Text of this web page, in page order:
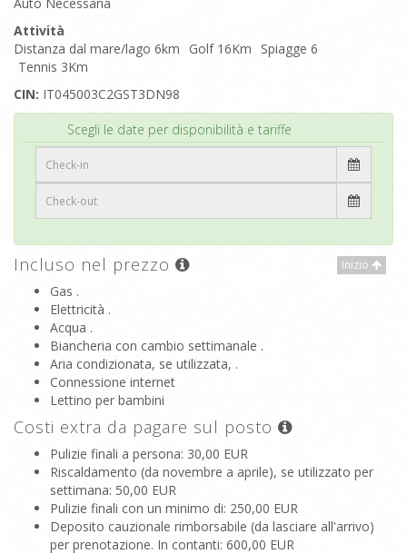
Attività
Distanza dal mare/lago 6km
Golf 16Km
Spiagge 6
Tennis 3Km
CIN: IT045003C2GST3DN98
Scegli le date per disponibilità e tariffe
Inizio
Incluso nel prezzo
Gas .
Elettricità .
Acqua .
Biancheria con cambio settimanale .
Aria condizionata, se utilizzata, .
Connessione internet
Lettino per bambini
Costi extra da pagare sul posto
Pulizie finali a persona: 30,00 EUR
Riscaldamento (da novembre a aprile), se utilizzato per
settimana: 50,00 EUR
Pulizie finali con un minimo di: 250,00 EUR
Deposito cauzionale rimborsabile (da lasciare all'arrivo)
per prenotazione. In contanti: 600,00 EUR